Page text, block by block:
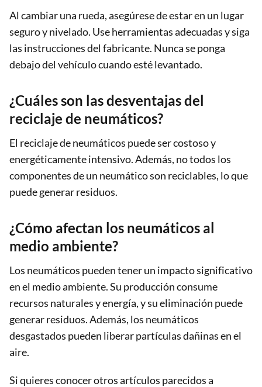
Al cambiar una rueda, asegúrese de estar en un lugar
seguro y nivelado. Use herramientas adecuadas y siga
las instrucciones del fabricante. Nunca se ponga
debajo del vehículo cuando esté levantado.
¿Cuáles son las desventajas del
reciclaje de neumáticos?
El reciclaje de neumáticos puede ser costoso y
energéticamente intensivo. Además, no todos los
componentes de un neumático son reciclables, lo que
puede generar residuos.
¿Cómo afectan los neumáticos al
medio ambiente?
Los neumáticos pueden tener un impacto significativo
en el medio ambiente. Su producción consume
recursos naturales y energía, y su eliminación puede
generar residuos. Además, los neumáticos
desgastados pueden liberar partículas dañinas en el
aire.
Si quieres conocer otros artículos parecidos a